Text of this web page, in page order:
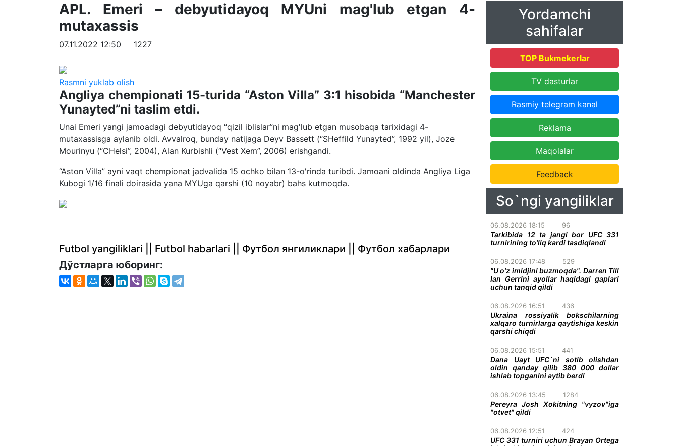
APL. Emeri – debyutidayoq MYUni mag'lub etgan 4-
mutaxassis
07.11.2022 12:50 1227
Rasmni yuklab olish
Angliya chempionati 15-turida “Aston Villa” 3:1 hisobida “Manchester
Yunayted”ni taslim etdi.
Unai Emeri yangi jamoadagi debyutidayoq “qizil iblislar”ni mag'lub etgan musobaqa tarixidagi 4-
mutaxassisga aylanib oldi. Avvalroq, bunday natijaga Deyv Bassett (“SHeffild Yunayted”, 1992 yil), Joze
Mourinyu (“CHelsi”, 2004), Alan Kurbishli (“Vest Xem”, 2006) erishgandi.
“Aston Villa” ayni vaqt chempionat jadvalida 15 ochko bilan 13-o'rinda turibdi. Jamoani oldinda Angliya Liga
Kubogi 1/16 finali doirasida yana MYUga qarshi (10 noyabr) bahs kutmoqda.
Futbol yangiliklari || Futbol habarlari || Футбол янгиликлари || Футбол хабарлари
Дўстларга юборинг:
Yordamchi
sahifalar
TOP Bukmekerlar
TV dasturlar
Rasmiy telegram kanal
Reklama
Maqolalar
Feedback
So`ngi yangiliklar
06.08.2026 18:15 96
Tarkibida 12 ta jangi bor UFC 331
turnirining to'liq kardi tasdiqlandi
06.08.2026 17:48 529
"U o'z imidjini buzmoqda". Darren Till
Ian Gerrini ayollar haqidagi gaplari
uchun tanqid qildi
06.08.2026 16:51 436
Ukraina rossiyalik bokschilarning
xalqaro turnirlarga qaytishiga keskin
qarshi chiqdi
06.08.2026 15:51 441
Dana Uayt UFC`ni sotib olishdan
oldin qanday qilib 380 000 dollar
ishlab topganini aytib berdi
06.08.2026 13:45 1284
Pereyra Josh Xokitning "vyzov"iga
"otvet" qildi
06.08.2026 12:51 424
UFC 331 turniri uchun Brayan Ortega